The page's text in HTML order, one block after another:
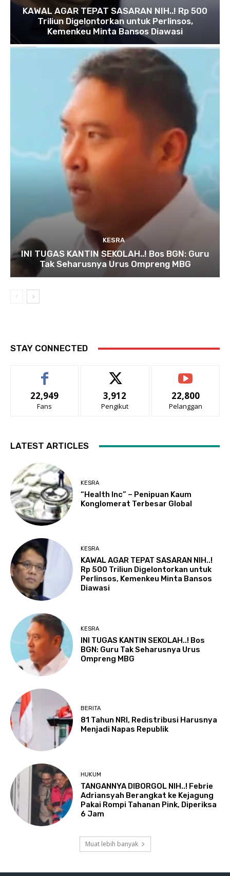
KAWAL AGAR TEPAT SASARAN NIH..! Rp 500
Triliun Digelontorkan untuk Perlinsos,
Kemenkeu Minta Bansos Diawasi
KESRA
INI TUGAS KANTIN SEKOLAH..! Bos BGN: Guru
Tak Seharusnya Urus Ompreng MBG
STAY CONNECTED
22,949
Fans
3,912
Pengikut
22,800
Pelanggan
LATEST ARTICLES
KESRA
“Health Inc” – Penipuan Kaum
Konglomerat Terbesar Global
KESRA
KAWAL AGAR TEPAT SASARAN NIH..!
Rp 500 Triliun Digelontorkan untuk
Perlinsos, Kemenkeu Minta Bansos
Diawasi
KESRA
INI TUGAS KANTIN SEKOLAH..! Bos
BGN: Guru Tak Seharusnya Urus
Ompreng MBG
BERITA
81 Tahun NRI, Redistribusi Harusnya
Menjadi Napas Republik
HUKUM
TANGANNYA DIBORGOL NIH..! Febrie
Adriansyah Berangkat ke Kejagung
Pakai Rompi Tahanan Pink, Diperiksa
6 Jam
Muat lebih banyak